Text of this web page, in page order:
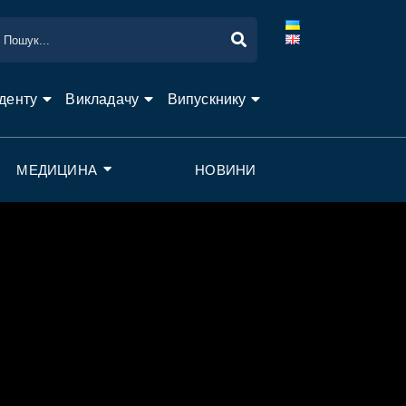
Викладачу Випускнику
МЕДИЦИНА НОВИНИ